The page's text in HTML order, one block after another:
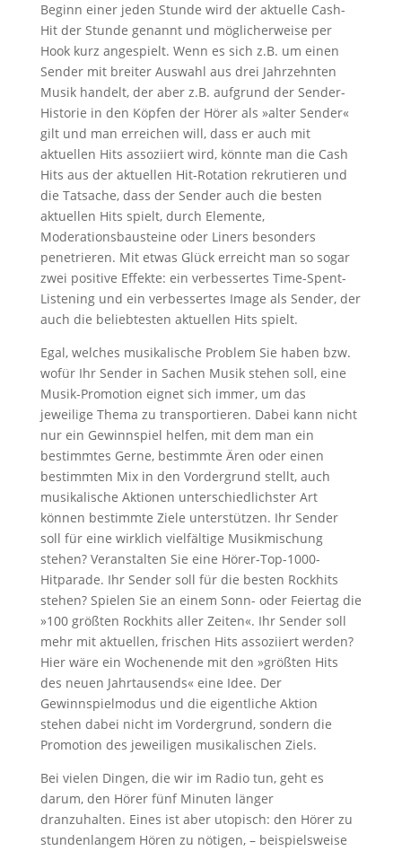
Beginn einer jeden Stunde wird der aktuelle Cash-
Hit der Stunde genannt und möglicherweise per
Hook kurz angespielt. Wenn es sich z.B. um einen
Sender mit breiter Auswahl aus drei Jahrzehnten
Musik handelt, der aber z.B. aufgrund der Sender-
Historie in den Köpfen der Hörer als »alter Sender«
gilt und man erreichen will, dass er auch mit
aktuellen Hits assoziiert wird, könnte man die Cash
Hits aus der aktuellen Hit-Rotation rekrutieren und
die Tatsache, dass der Sender auch die besten
aktuellen Hits spielt, durch Elemente,
Moderationsbausteine oder Liners besonders
penetrieren. Mit etwas Glück erreicht man so sogar
zwei positive Effekte: ein verbessertes Time-Spent-
Listening und ein verbessertes Image als Sender, der
auch die beliebtesten aktuellen Hits spielt.
Egal, welches musikalische Problem Sie haben bzw.
wofür Ihr Sender in Sachen Musik stehen soll, eine
Musik-Promotion eignet sich immer, um das
jeweilige Thema zu transportieren. Dabei kann nicht
nur ein Gewinnspiel helfen, mit dem man ein
bestimmtes Gerne, bestimmte Ären oder einen
bestimmten Mix in den Vordergrund stellt, auch
musikalische Aktionen unterschiedlichster Art
können bestimmte Ziele unterstützen. Ihr Sender
soll für eine wirklich vielfältige Musikmischung
stehen? Veranstalten Sie eine Hörer-Top-1000-
Hitparade. Ihr Sender soll für die besten Rockhits
stehen? Spielen Sie an einem Sonn- oder Feiertag die
»100 größten Rockhits aller Zeiten«. Ihr Sender soll
mehr mit aktuellen, frischen Hits assoziiert werden?
Hier wäre ein Wochenende mit den »größten Hits
des neuen Jahrtausends« eine Idee. Der
Gewinnspielmodus und die eigentliche Aktion
stehen dabei nicht im Vordergrund, sondern die
Promotion des jeweiligen musikalischen Ziels.
Bei vielen Dingen, die wir im Radio tun, geht es
darum, den Hörer fünf Minuten länger
dranzuhalten. Eines ist aber utopisch: den Hörer zu
stundenlangem Hören zu nötigen, – beispielsweise